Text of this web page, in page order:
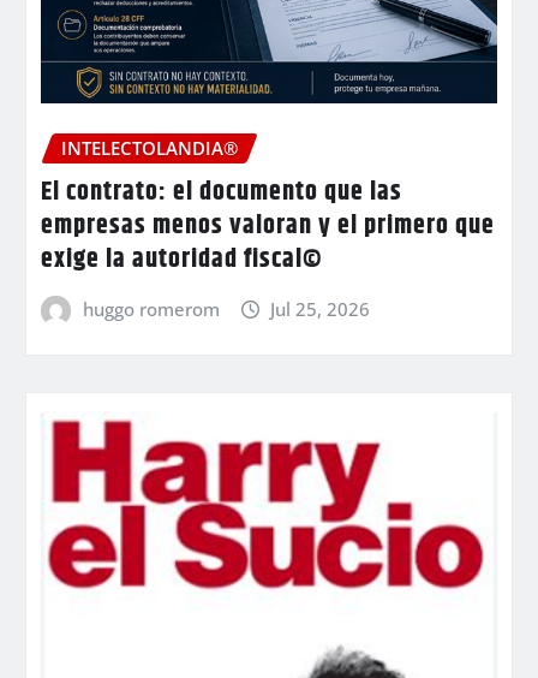
INTELECTOLANDIA®
El contrato: el documento que las
empresas menos valoran y el primero que
exige la autoridad fiscal©
huggo romerom Jul 25, 2026